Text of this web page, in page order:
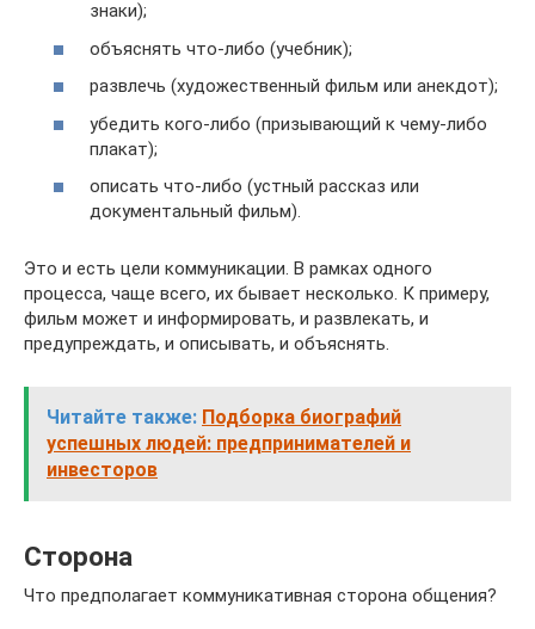
знаки);
объяснять что-либо (учебник);
развлечь (художественный фильм или анекдот);
убедить кого-либо (призывающий к чему-либо
плакат);
описать что-либо (устный рассказ или
документальный фильм).
Это и есть цели коммуникации. В рамках одного
процесса, чаще всего, их бывает несколько. К примеру,
фильм может и информировать, и развлекать, и
предупреждать, и описывать, и объяснять.
Читайте также: Подборка биографий
успешных людей: предпринимателей и
инвесторов
Сторона
Что предполагает коммуникативная сторона общения?